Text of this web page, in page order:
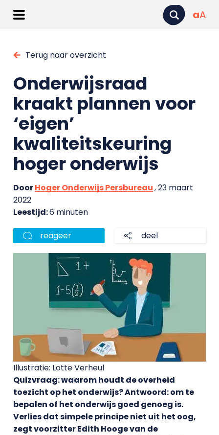
aA
Terug naar overzicht
Onderwijsraad
kraakt plannen voor
‘eigen’
kwaliteitskeuring
hoger onderwijs
DoorHoger Onderwijs Persbureau, 23 maart
2022
Leestijd:6 minuten
reageer deel
Illustratie: Lotte Verheul
Quizvraag: waarom houdt de overheid
toezicht op het onderwijs? Antwoord: om te
bepalen of het onderwijs goed genoeg is.
Verlies dat simpele principe niet uit het oog,
zegt voorzitter Edith Hooge van de